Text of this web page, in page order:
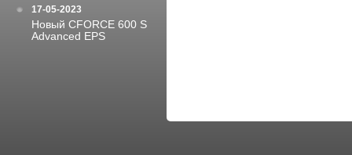
17-05-2023
Новый CFORCE 600 S
Advanced EPS